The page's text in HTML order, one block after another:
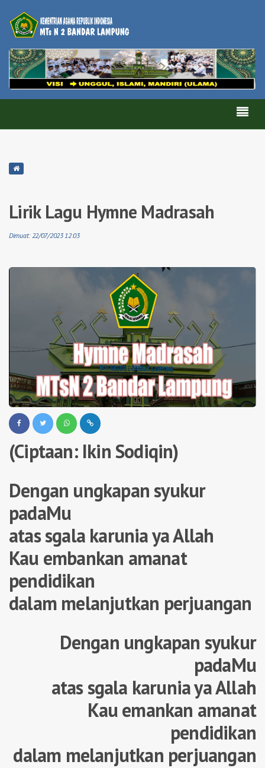
Lirik Lagu Hymne Madrasah
Dimuat: 22/07/2023 12:03
(Ciptaan: Ikin Sodiqin)
Dengan ungkapan syukur
padaMu
atas sgala karunia ya Allah
Kau embankan amanat
pendidikan
dalam melanjutkan perjuangan
Dengan ungkapan syukur
padaMu
atas sgala karunia ya Allah
Kau emankan amanat
pendidikan
dalam melanjutkan perjuangan